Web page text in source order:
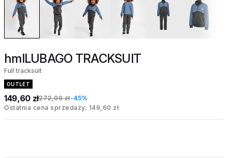
hmlLUBAGO TRACKSUIT
Full tracksuit
OUTLET
149,60 zł272,00 zł-45%
Ostatnia cena sprzedaży: 149,60 zł